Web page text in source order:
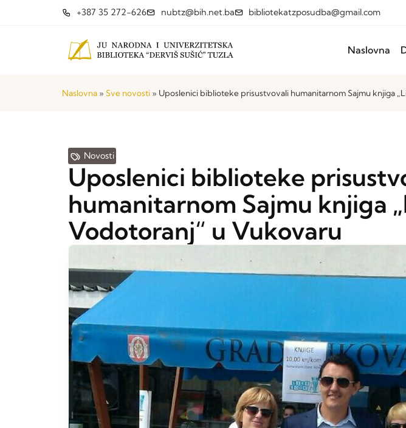
+387 35 272-626 nubtz@bih.net.ba bibliotekatzposudba@gmail.com
Naslovna
Naslovna » Sve novosti » Uposlenici biblioteke prisustvovali humanitarnom Sajmu knjiga
Novosti
Uposlenici biblioteke
humanitarnom Sajmu knjiga
Vodotoranj“ u Vukovaru